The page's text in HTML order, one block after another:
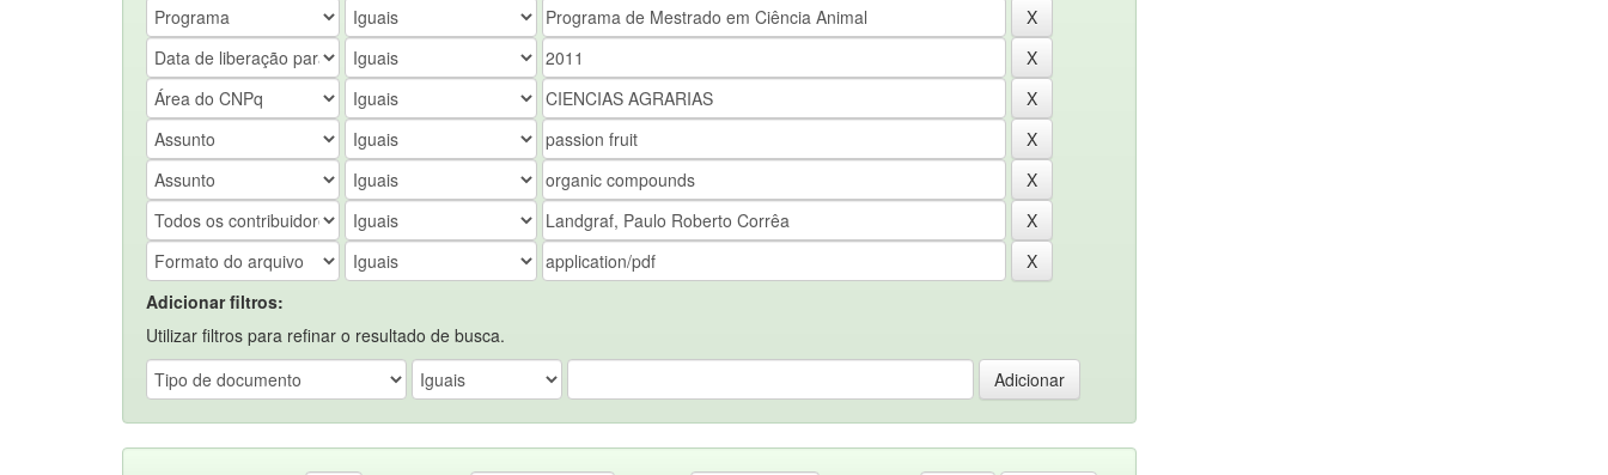
Adicionar filtros:
Utilizar filtros para refinar o resultado de busca.